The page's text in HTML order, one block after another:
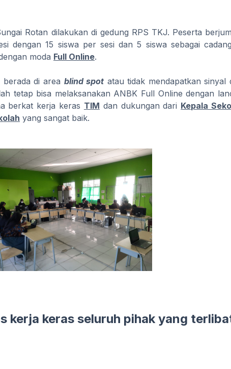
Rotan dilakukan di gedung RPS TKJ. Peserta
dengan 15 siswa per sesi dan 5 siswa sebagai
moda Full Online.
berada di area blind spot atau tidak mendapatkan sinyal
tetap bisa melaksanakan ANBK Full Online dengan
berkat kerja keras TIM dan dukungan dari Kepala
yang sangat baik.
kerja keras seluruh pihak yang